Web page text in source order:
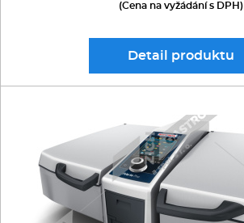
Stolní zařízení
Multifunkce - speciály
Vařiče a výrobníky těstovin
(Cena na vyžádání s DPH)
Detail produktu